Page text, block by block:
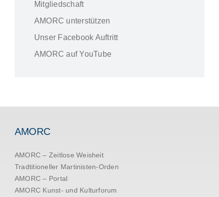
Mitgliedschaft
AMORC unterstützen
Unser Facebook Auftritt
AMORC auf YouTube
AMORC
AMORC – Zeitlose Weisheit
Tradtitioneller Martinisten-Orden
AMORC – Portal
AMORC Kunst- und Kulturforum